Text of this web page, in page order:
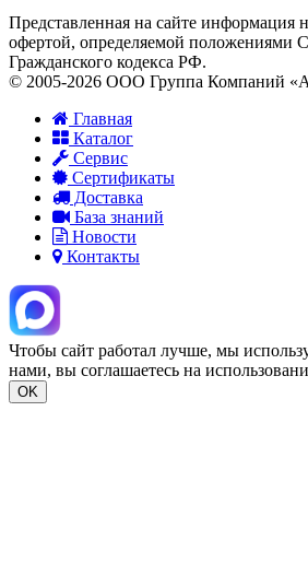
Представленная на сайте информация
офертой, определяемой положениями
Гражданского кодекса РФ.
© 2005-2026 ООО Группа Компаний
Главная
Каталог
Сервис
Сертификаты
Доставка
База знаний
Новости
Контакты
Чтобы сайт работал лучше, мы
нами, вы соглашаетесь на
OK